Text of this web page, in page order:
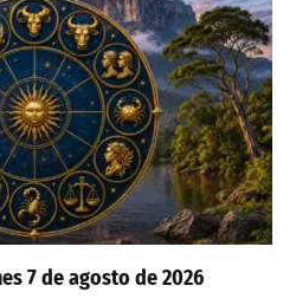
7 de agosto de 2026